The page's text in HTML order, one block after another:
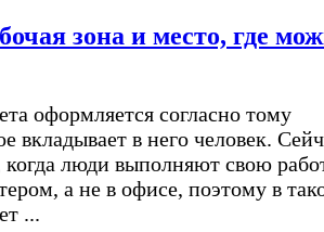
зона и место, где
оформляется согласно тому
вкладывает в него человек.
когда люди выполняют свою
а не в офисе, поэтому в
...